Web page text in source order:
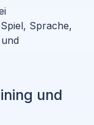
Sprache,
und